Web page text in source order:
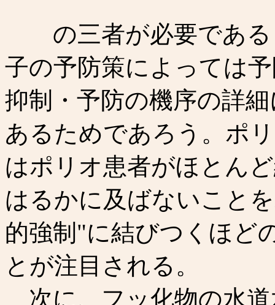
の三者が必要である
子の予防策によっては
抑制・予防の機序の詳
あるためであろう。ポ
はポリオ患者がほとん
はるかに及ばないこと
的強制"に結びつくほど
とが注目される。
次に、フッ化物の水